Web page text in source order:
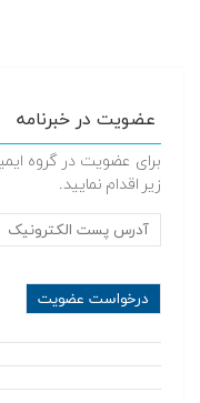
عضویت در خبرنامه
برای عضویت در گروه
زیر اقدام نمایید.